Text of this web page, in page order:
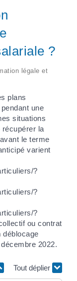
?
légale et
plans
une
situations
la
le terme
varient
?
?
?
ou contrat
déblocage
2022.
Tout déplier